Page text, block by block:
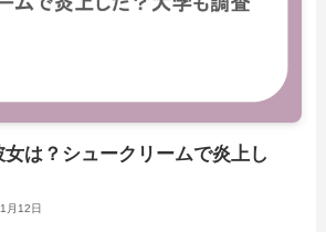
は？シュークリームで炎上し
月12日